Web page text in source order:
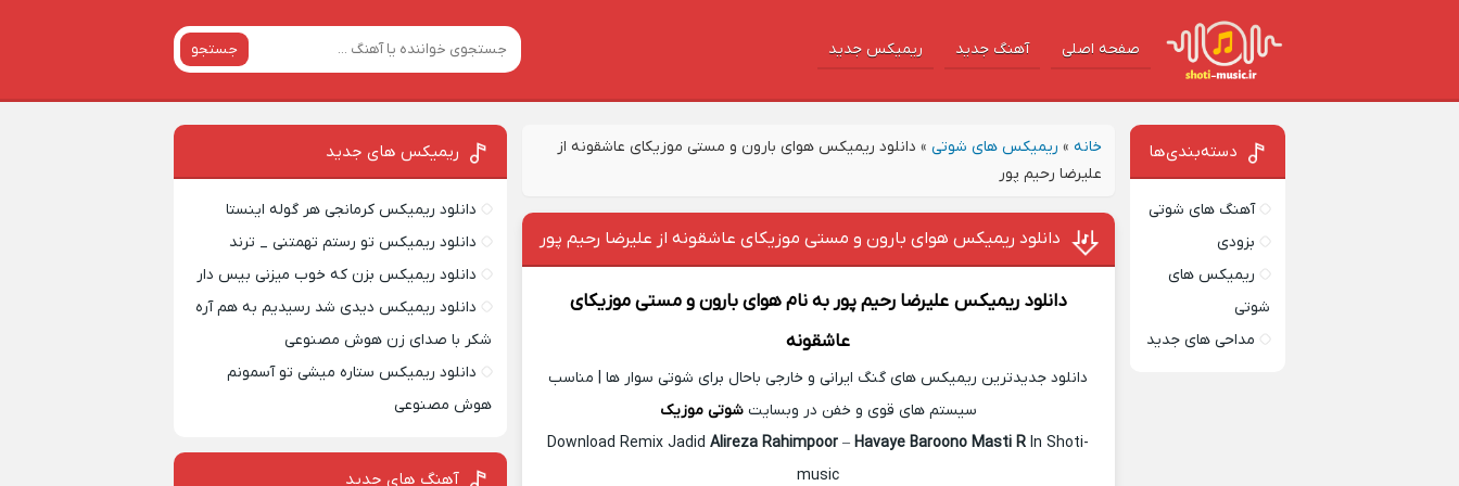
صفحه اصلی آهنگ‌ جدید ریمیکس جدید جستجو
خانه » ریمیکس های شوتی » دانلود ریمیکس هوای بارون و مستی موزیکای عاشقونه از
علیرضا رحیم پور
دانلود ریمیکس هوای بارون و مستی موزیکای عاشقونه از علیرضا رحیم پور
دانلود ریمیکس علیرضا رحیم پوربه نامهوای بارون و مستی موزیکای
عاشقونه
دانلود جدیدترین ریمیکس های گنگ ایرانی و خارجی باحال برای شوتی سوار ها | مناسب
سیستم های قوی و خفن در وبسایتشوتی موزیک
Download Remix JadidAlireza Rahimpoor –Havaye Baroono Masti R In Shoti-
music
دسته‌بندی‌ها
آهنگ های شوتی
بزودی
ریمیکس های
شوتی
مداحی های جدید
ریمیکس‌ های جدید
دانلود ریمیکس کرمانجی هر گوله اینستا
دانلود ریمیکس تو رستم تهمتنی _ ترند
دانلود ریمیکس بزن که خوب میزنی بیس دار
دانلود ریمیکس دیدی شد رسیدیم به هم آره
شکر با صدای زن هوش مصنوعی
دانلود ریمیکس ستاره میشی تو آسمونم
هوش مصنوعی
آهنگ های جدید